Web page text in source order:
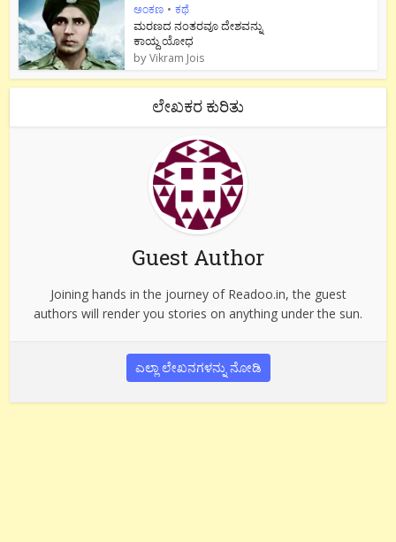
ಅಂಕಣ • ಕಥೆ
ಮರಣದ ನಂತರವೂ ದೇಶವನ್ನು
ಕಾಯ್ದ ಯೋಧ
byVikram Jois
ಲೇಖಕರ ಕುರಿತು
Guest Author
Joining hands in the journey of Readoo.in, the guest
authors will render you stories on anything under the sun.
ಎಲ್ಲಾ ಲೇಖನಗಳನ್ನು ನೋಡಿ